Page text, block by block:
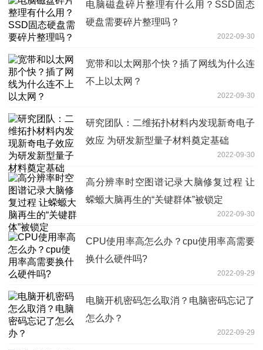
电脑磁盘碎片整理有什么用？SSD固态
硬盘需要碎片整理吗？
2022-09-30
宽带和以太网那个快？插了网线为什么连
不上以太网？
2022-09-30
研究团队：二维拓扑材料内发现新奇电子
效应 为研发新型量子材料奠定基础
2022-09-30
高分辨率时空图谱记录大脑修复过程 让
蝾螈大脑再生的“关键群体”被锁定
2022-09-30
CPU使用率高怎么办？cpu使用率高需要
换什么硬件吗?
2022-09-29
电脑开机密码怎么取消？电脑密码忘记了
怎么办？
2022-09-29